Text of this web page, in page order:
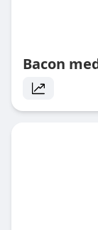
Bacon